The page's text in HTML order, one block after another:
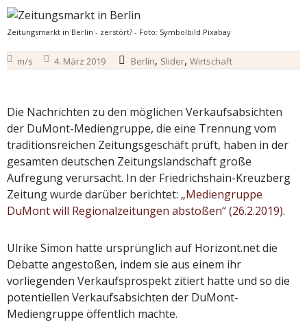
Zeitungsmarkt in Berlin - zerstört? - Foto: Symbolbild Pixabay
m/s 4. März 2019 Berlin, Slider, Wirtschaft
Die Nachrichten zu den möglichen Verkaufsabsichten
der DuMont-Mediengruppe, die eine Trennung vom
traditionsreichen Zeitungsgeschäft prüft, haben in der
gesamten deutschen Zeitungslandschaft große
Aufregung verursacht. In der Friedrichshain-Kreuzberg
Zeitung wurde darüber berichtet: „Mediengruppe
DuMont will Regionalzeitungen abstoßen“ (26.2.2019).
Ulrike Simon hatte ursprünglich auf Horizont.net die
Debatte angestoßen, indem sie aus einem ihr
vorliegenden Verkaufsprospekt zitiert hatte und so die
potentiellen Verkaufsabsichten der DuMont-
Mediengruppe öffentlich machte.